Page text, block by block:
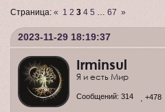
Страница: « 1 2 3 4 5 … 67 »
2023-11-29 18:19:37
Irminsul
Я и есть Мир
Сообщений: 314 +478